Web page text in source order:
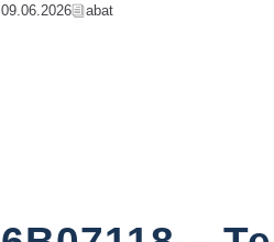
09.06.2026 Abat